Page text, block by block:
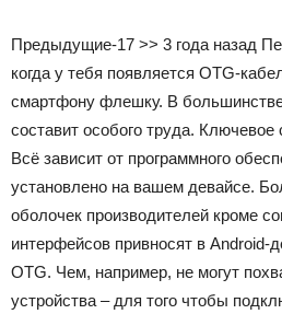
Предыдущие-17 >> 3 года назад
когда у тебя появляется OTG-
смартфону флешку. В
составит особого труда.
Всё зависит от программного
установлено на вашем девайсе.
оболочек производителей кроме
интерфейсов привносят в Android-
OTG. Чем, например, не могут
устройства – для того чтобы